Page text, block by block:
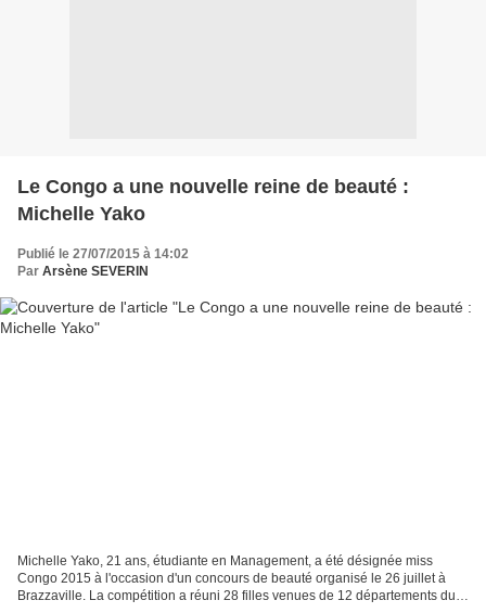
Le Congo a une nouvelle reine de beauté :
Michelle Yako
Publié le 27/07/2015 à 14:02
Par Arsène SEVERIN
Michelle Yako, 21 ans, étudiante en Management, a été désignée miss
Congo 2015 à l'occasion d'un concours de beauté organisé le 26 juillet à
Brazzaville. La compétition a réuni 28 filles venues de 12 départements du